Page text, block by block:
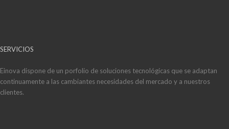
SERVICIOS
Einova dispone de un porfolio de soluciones tecnológicas que se adaptan
continuamente a las cambiantes necesidades del mercado y a nuestros
clientes.